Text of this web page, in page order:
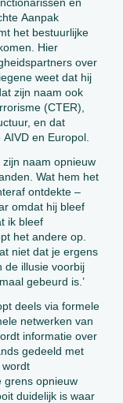
Aanpak
het bestuurlijke
Hier
over
weet dat hij
zijn naam ook
(CTER),
en dat
en Europol.
naam opnieuw
Wat hem het
ontdekte –
omdat hij bleef
ik bleef
het andere op.
niet dat je ergens
de illusie voorbij
gebeurd is.’
deels via formele
netwerken van
informatie over
gedeeld met
wordt
grens opnieuw
duidelijk is waar